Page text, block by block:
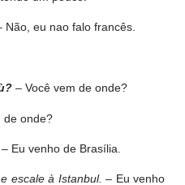
Não, eu nao falo francês.
– Você vem de onde?
de onde?
– Eu venho de Brasília.
escale à Istanbul.– Eu venho